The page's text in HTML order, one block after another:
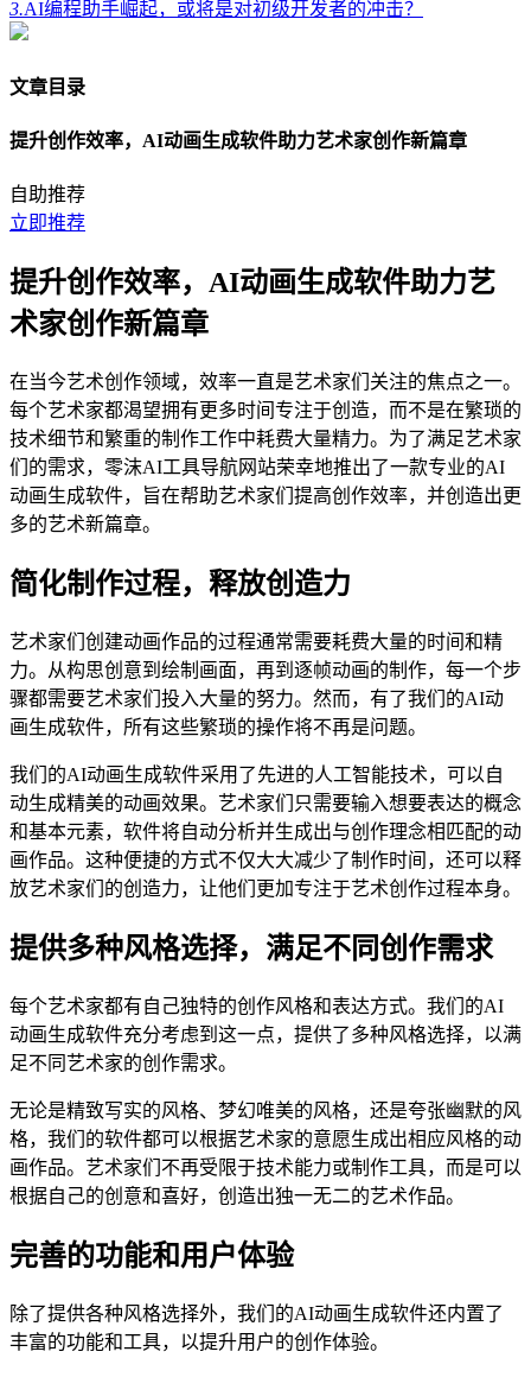
3.AI编程助手崛起，或将是对初级开发者的冲击？
文章目录
提升创作效率，AI动画生成软件助力艺术家创作新篇章
自助推荐
立即推荐
提升创作效率，AI动画生成软件助力艺
术家创作新篇章
在当今艺术创作领域，效率一直是艺术家们关注的焦点之一。
每个艺术家都渴望拥有更多时间专注于创造，而不是在繁琐的
技术细节和繁重的制作工作中耗费大量精力。为了满足艺术家
们的需求，零沫AI工具导航网站荣幸地推出了一款专业的AI
动画生成软件，旨在帮助艺术家们提高创作效率，并创造出更
多的艺术新篇章。
简化制作过程，释放创造力
艺术家们创建动画作品的过程通常需要耗费大量的时间和精
力。从构思创意到绘制画面，再到逐帧动画的制作，每一个步
骤都需要艺术家们投入大量的努力。然而，有了我们的AI动
画生成软件，所有这些繁琐的操作将不再是问题。
我们的AI动画生成软件采用了先进的人工智能技术，可以自
动生成精美的动画效果。艺术家们只需要输入想要表达的概念
和基本元素，软件将自动分析并生成出与创作理念相匹配的动
画作品。这种便捷的方式不仅大大减少了制作时间，还可以释
放艺术家们的创造力，让他们更加专注于艺术创作过程本身。
提供多种风格选择，满足不同创作需求
每个艺术家都有自己独特的创作风格和表达方式。我们的AI
动画生成软件充分考虑到这一点，提供了多种风格选择，以满
足不同艺术家的创作需求。
无论是精致写实的风格、梦幻唯美的风格，还是夸张幽默的风
格，我们的软件都可以根据艺术家的意愿生成出相应风格的动
画作品。艺术家们不再受限于技术能力或制作工具，而是可以
根据自己的创意和喜好，创造出独一无二的艺术作品。
完善的功能和用户体验
除了提供各种风格选择外，我们的AI动画生成软件还内置了
丰富的功能和工具，以提升用户的创作体验。